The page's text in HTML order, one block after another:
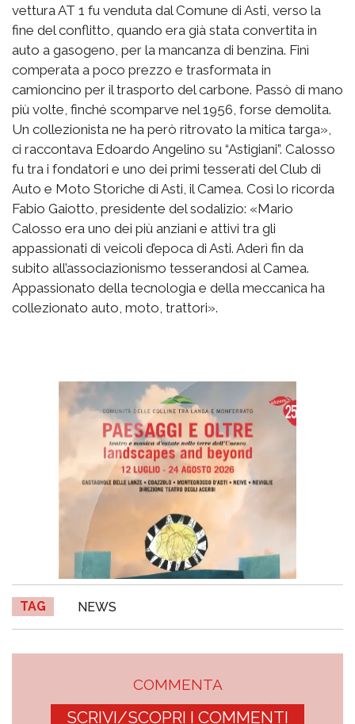
vettura AT 1 fu venduta dal Comune di Asti, verso la
fine del conflitto, quando era già stata convertita in
auto a gasogeno, per la mancanza di benzina. Finì
comperata a poco prezzo e trasformata in
camioncino per il trasporto del carbone. Passò di mano
più volte, finché scomparve nel 1956, forse demolita.
Un collezionista ne ha però ritrovato la mitica targa»,
ci raccontava Edoardo Angelino su “Astigiani”. Calosso
fu tra i fondatori e uno dei primi tesserati del Club di
Auto e Moto Storiche di Asti, il Camea. Così lo ricorda
Fabio Gaiotto, presidente del sodalizio: «Mario
Calosso era uno dei più anziani e attivi tra gli
appassionati di veicoli d’epoca di Asti. Aderì fin da
subito all’associazionismo tesserandosi al Camea.
Appassionato della tecnologia e della meccanica ha
collezionato auto, moto, trattori».
TAG NEWS
COMMENTA
SCRIVI/SCOPRI I COMMENTI